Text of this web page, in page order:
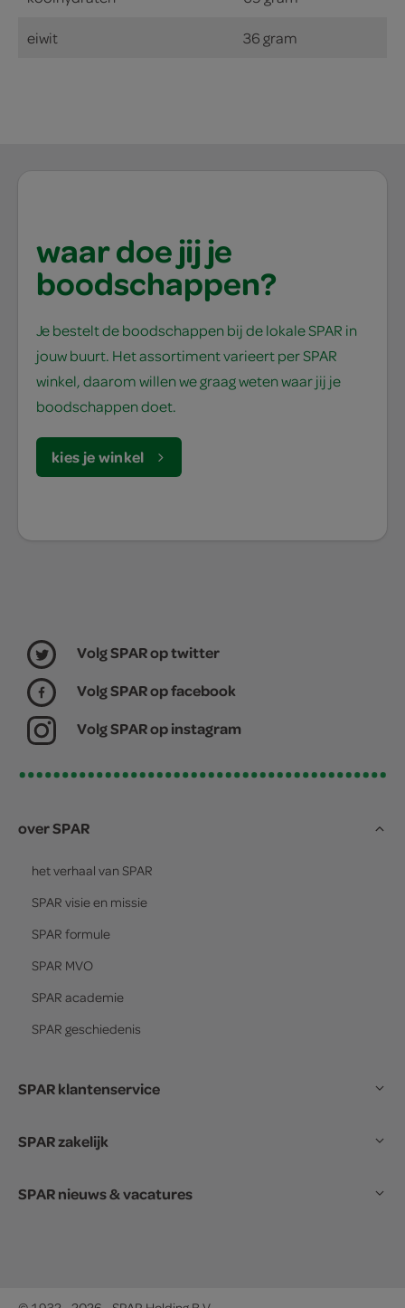
eiwit 36 gram
waar doe jij je
boodschappen?
Je bestelt de boodschappen bij de lokale SPAR in
jouw buurt. Het assortiment varieert per SPAR
winkel, daarom willen we graag weten waar jij je
boodschappen doet.
kies je winkel
Volg SPAR op twitter
Volg SPAR op facebook
Volg SPAR op instagram
over SPAR
het verhaal van SPAR
SPAR visie en missie
SPAR formule
SPAR MVO
SPAR academie
SPAR geschiedenis
SPAR klantenservice
SPAR zakelijk
SPAR nieuws & vacatures